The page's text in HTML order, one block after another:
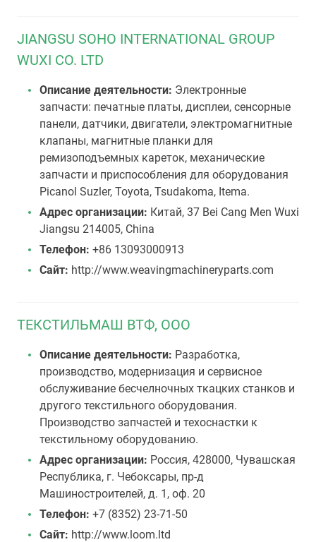
JIANGSU SOHO INTERNATIONAL GROUP
WUXI CO. LTD
Описание деятельности: Электронные
запчасти: печатные платы, дисплеи, сенсорные
панели, датчики, двигатели, электромагнитные
клапаны, магнитные планки для
ремизоподъемных кареток, механические
запчасти и приспособления для оборудования
Picanol Suzler, Toyota, Tsudakoma, Itema.
Адрес организации: Китай, 37 Bei Cang Men Wuxi
Jiangsu 214005, China
Телефон: +86 13093000913
Сайт: http://www.weavingmachineryparts.com
ТЕКСТИЛЬМАШ ВТФ, ООО
Описание деятельности: Разработка,
производство, модернизация и сервисное
обслуживание бесчелночных ткацких станков и
другого текстильного оборудования.
Производство запчастей и техоснастки к
текстильному оборудованию.
Адрес организации: Россия, 428000, Чувашская
Республика, г. Чебоксары, пр-д
Машиностроителей, д. 1, оф. 20
Телефон: +7 (8352) 23-71-50
Сайт: http://www.loom.ltd